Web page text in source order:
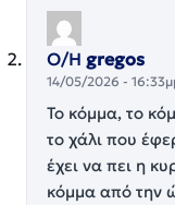
Ο/Η gregos
14/05/2026 -
Το κόμμα, το
το χάλι που
έχει να πει η
κόμμα από την